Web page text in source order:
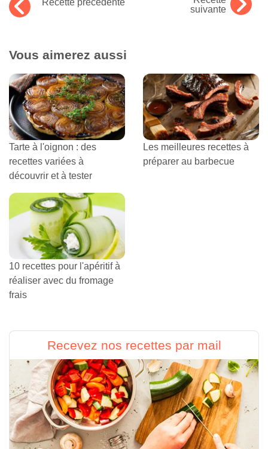
Recette précédente
suivante
Vous aimerez aussi
Tarte à l'oignon : des
recettes variées à
découvrir et à tester
Les meilleures recettes à
préparer au barbecue
10 recettes pour l'apéritif à
réaliser avec du fromage
frais
Recevez nos recettes par mail